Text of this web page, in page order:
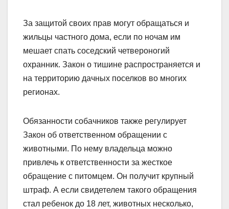
За защитой своих прав могут обращаться и
жильцы частного дома, если по ночам им
мешает спать соседский четвероногий
охранник. Закон о тишине распространяется и
на территорию дачных поселков во многих
регионах.
Обязанности собачников также регулирует
Закон об ответственном обращении с
животными. По нему владельца можно
привлечь к ответственности за жесткое
обращение с питомцем. Он получит крупный
штраф. А если свидетелем такого обращения
стал ребенок до 18 лет, животных несколько,